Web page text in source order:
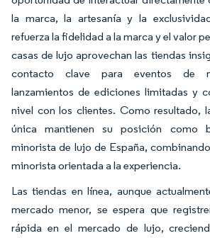
la marca, la artesanía y la
refuerza la fidelidad a la marca y el valor
casas de lujo aprovechan las tiendas
contacto clave para eventos de
lanzamientos de ediciones limitadas y
nivel con los clientes. Como resultado,
única mantienen su posición como
minorista de lujo de España,
minorista orientada a la experiencia.
Las tiendas en línea, aunque
mercado menor, se espera que
rápida en el mercado de lujo,